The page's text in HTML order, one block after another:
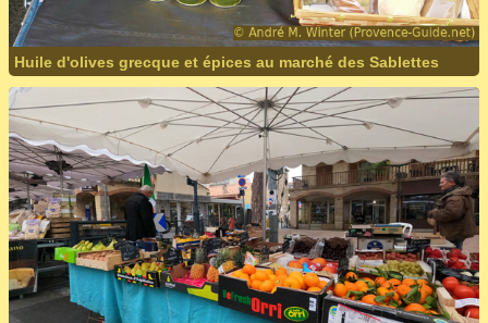
Huile d'olives grecque et épices au marché des Sablettes